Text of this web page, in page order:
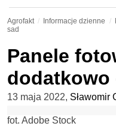
Agrofakt Informacje dzienne
sad
Panele
dodatkowo
13 maja 2022, Sławomir
fot. Adobe Stock